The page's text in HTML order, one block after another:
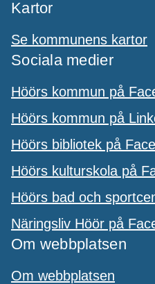
Kartor
Se kommunens kartor
Sociala medier
Höörs kommun på
Höörs kommun på
Höörs bibliotek på
Höörs kulturskola på
Höörs bad och
Näringsliv Höör på
Om webbplatsen
Om webbplatsen